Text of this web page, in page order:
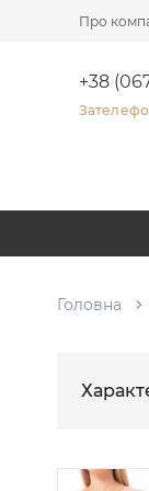
Про
+38
Головна